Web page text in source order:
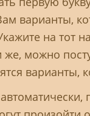
варианты,
на тот
можно